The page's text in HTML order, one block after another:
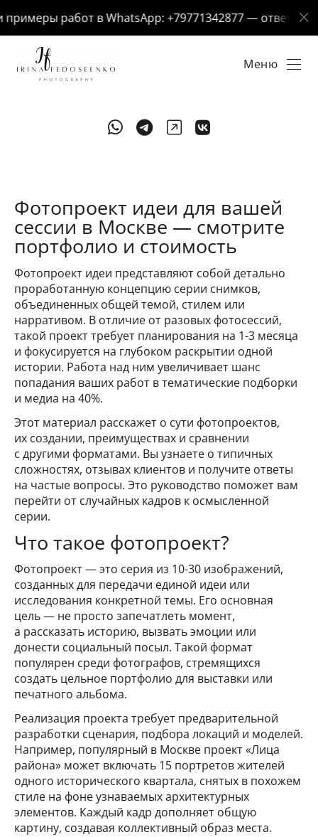
работ в WhatsApp: +79771342877 — отвечу за 5
Меню
Фотопроект идеи для вашей
сессии в Москве — смотрите
портфолио и стоимость
Фотопроект идеи представляют собой детально
проработанную концепцию серии снимков,
объединенных общей темой, стилем или
нарративом. В отличие от разовых фотосессий,
такой проект требует планирования на 1-3 месяца
и фокусируется на глубоком раскрытии одной
истории. Работа над ним увеличивает шанс
попадания ваших работ в тематические подборки
и медиа на 40%.
Этот материал расскажет о сути фотопроектов,
их создании, преимуществах и сравнении
с другими форматами. Вы узнаете о типичных
сложностях, отзывах клиентов и получите ответы
на частые вопросы. Это руководство поможет вам
перейти от случайных кадров к осмысленной
серии.
Что такое фотопроект?
Фотопроект — это серия из 10-30 изображений,
созданных для передачи единой идеи или
исследования конкретной темы. Его основная
цель — не просто запечатлеть момент,
а рассказать историю, вызвать эмоции или
донести социальный посыл. Такой формат
популярен среди фотографов, стремящихся
создать цельное портфолио для выставки или
печатного альбома.
Реализация проекта требует предварительной
разработки сценария, подбора локаций и моделей.
Например, популярный в Москве проект «Лица
района» может включать 15 портретов жителей
одного исторического квартала, снятых в похожем
стиле на фоне узнаваемых архитектурных
элементов. Каждый кадр дополняет общую
картину, создавая коллективный образ места.